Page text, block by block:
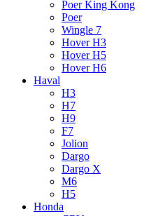
Poer King Kong
Poer
Wingle 7
Hover H3
Hover H5
Hover H6
Haval
H3
H7
H9
F7
Jolion
Dargo
Dargo X
M6
H5
Honda